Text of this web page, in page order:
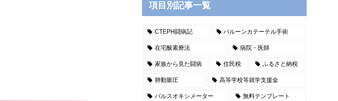
項目別記事一覧
CTEPH闘病記 バルーンカテーテル手術
在宅酸素療法 病院・医師
家族から見た闘病 住民税 ふるさと納税
肺動脈圧 高等学校等就学支援金
パルスオキシメーター 無料テンプレート